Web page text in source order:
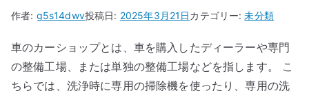
作者: g5s14dwv投稿日: 2025年3月21日カテゴリー:未分類
車のカーショップとは、車を購入したディーラーや専門
の整備工場、または単独の整備工場などを指します。 こ
ちらでは、洗浄時に専用の掃除機を使ったり、専用の洗